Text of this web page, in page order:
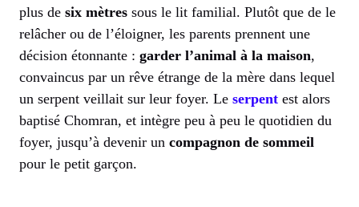
plus de six mètres sous le lit familial. Plutôt que de le
relâcher ou de l’éloigner, les parents prennent une
décision étonnante : garder l’animal à la maison,
convaincus par un rêve étrange de la mère dans lequel
un serpent veillait sur leur foyer. Le serpent est alors
baptisé Chomran, et intègre peu à peu le quotidien du
foyer, jusqu’à devenir un compagnon de sommeil
pour le petit garçon.